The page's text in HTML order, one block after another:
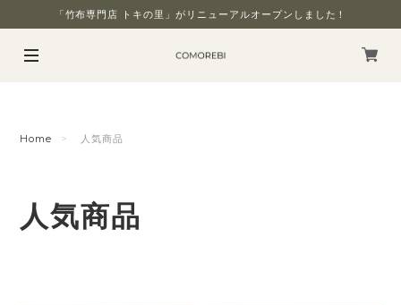
「竹布専門店 トキの里」がリニューアルオープンしました！
Home 人気商品
人気商品